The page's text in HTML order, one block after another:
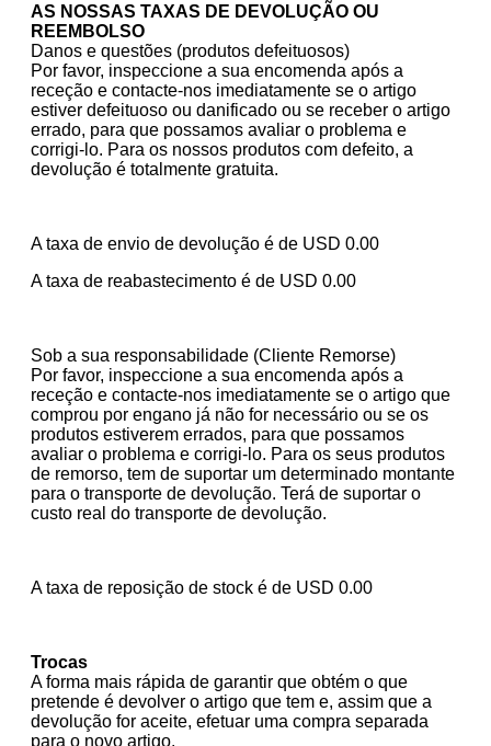
AS NOSSAS TAXAS DE DEVOLUÇÃO OU
REEMBOLSO
Danos e questões (produtos defeituosos)
Por favor, inspeccione a sua encomenda após a
receção e contacte-nos imediatamente se o artigo
estiver defeituoso ou danificado ou se receber o artigo
errado, para que possamos avaliar o problema e
corrigi-lo. Para os nossos produtos com defeito, a
devolução é totalmente gratuita.
A taxa de envio de devolução é de USD 0.00
A taxa de reabastecimento é de USD 0.00
Sob a sua responsabilidade (Cliente Remorse)
Por favor, inspeccione a sua encomenda após a
receção e contacte-nos imediatamente se o artigo que
comprou por engano já não for necessário ou se os
produtos estiverem errados, para que possamos
avaliar o problema e corrigi-lo. Para os seus produtos
de remorso, tem de suportar um determinado montante
para o transporte de devolução. Terá de suportar o
custo real do transporte de devolução.
A taxa de reposição de stock é de USD 0.00
Trocas
A forma mais rápida de garantir que obtém o que
pretende é devolver o artigo que tem e, assim que a
devolução for aceite, efetuar uma compra separada
para o novo artigo.